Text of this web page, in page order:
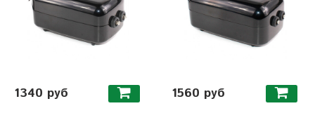
1340 руб 1560 руб